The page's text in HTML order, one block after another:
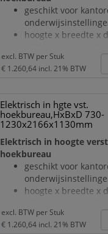
slag- en krasvaste
in wit
hoogteverstelling
elektromotoren
Botsingbescherming
hefsnelheid 30 m
geschikt voor
hoogte x breedte x
blad van hout met
bladdikte 25 mm
draagvermogen 120
geluidsniveau van
T-voetonderstel van
slag- en krasvaste
in zilverkleurig
hoogteverstelling
elektromotoren
Botsingbescherming
excl. BTW per Stuk
€ 1.260,64 incl. 21% BTW
Elektrisch in hgte vst.
hoekbureau,HxBxD 730-
1230x2166x1130mm
Elektrisch in hoogte
hoekbureau
geschikt voor
hoogte x breedte x
blad van hout met
excl. BTW per Stuk
€ 1.260,64 incl. 21% BTW